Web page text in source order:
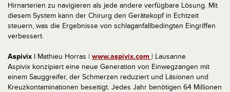
Hirnarterien zu navigieren als jede andere verfügbare Lösung. Mit
diesem System kann der Chirurg den Gerätekopf in Echtzeit
steuern, was die Ergebnisse von schlaganfallbedingten Eingriffen
verbessert.
Aspivix | Mathieu Horras | www.aspivix.com | Lausanne
Aspivix konzipiert eine neue Generation von Einwegzangen mit
einem Sauggreifer, der Schmerzen reduziert und Läsionen und
Kreuzkontaminationen beseitigt. Jedes Jahr benötigen 64 Millionen